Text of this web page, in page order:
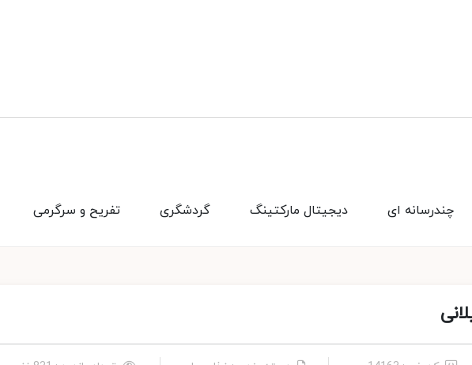
تفریح و سرگرمی گردشگری دیجیتال مارکتینگ چندرسانه ای